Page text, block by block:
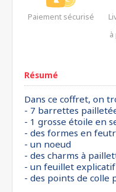
Paiement sécurisé
à
Résumé
Dans ce coffret, on
- 7 barrettes
- 1 grosse étoile en
- des formes en
- un noeud
- des charms à
- un feuillet explicatif
- des points de colle